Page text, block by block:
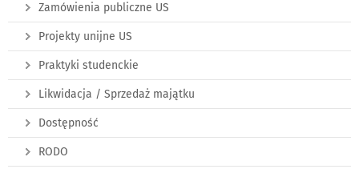
Zamówienia publiczne US
Projekty unijne US
Praktyki studenckie
Likwidacja / Sprzedaż majątku
Dostępność
RODO